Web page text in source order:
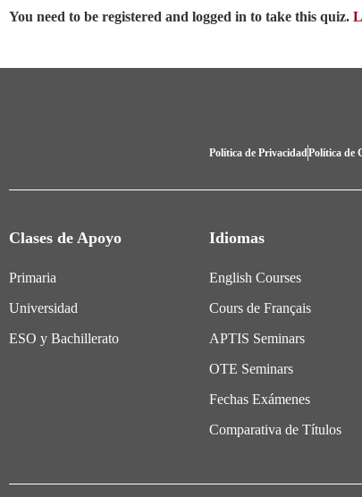
You need to be registered and logged in to take this quiz.
Política de PrivacidadPolítica de
Clases de Apoyo
Primaria
Universidad
ESO y Bachillerato
Idiomas
English Courses
Cours de Français
APTIS Seminars
OTE Seminars
Fechas Exámenes
Comparativa de Títulos